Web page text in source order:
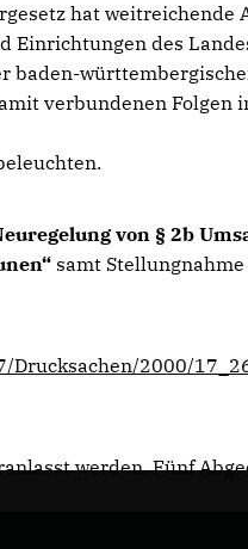
hat weitreichende
Einrichtungen des
baden-
verbundenen Folgen
von § 2b
samt Stellungnahme
Drucksachen/2000/
werden. Fünf